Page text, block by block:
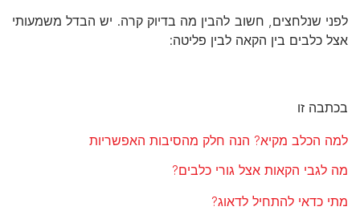
לפני שנלחצים, חשוב להבין מה בדיוק קרה. יש הבדל משמעותי
אצל כלבים בין הקאה לבין פליטה:
בכתבה זו
למה הכלב מקיא? הנה חלק מהסיבות האפשריות
מה לגבי הקאות אצל גורי כלבים?
מתי כדאי להתחיל לדאוג?